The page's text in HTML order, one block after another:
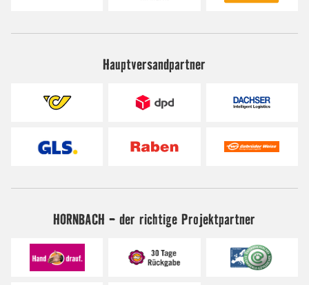
Hauptversandpartner
HORNBACH - der richtige Projektpartner